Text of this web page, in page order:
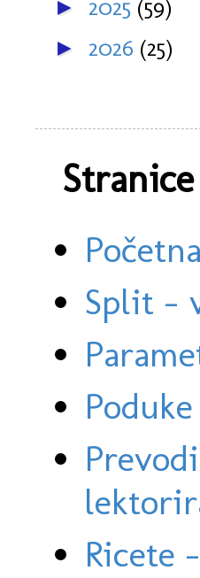
► 2025 (59)
► 2026 (25)
Stranice
Split -
Ricete